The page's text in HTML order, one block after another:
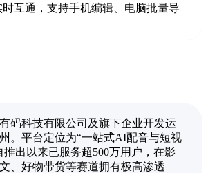
时互通，支持手机编辑、电脑批量导
码科技有限公司及旗下企业开发运
。平台定位为“一站式AI配音与短视
推出以来已服务超500万用户，在影
、好物带货等赛道拥有极高渗透